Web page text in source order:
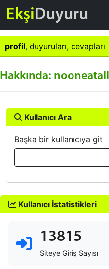
EkşiDuyuru
profil, duyuruları, cevapları
Hakkında: nooneatall
Kullanıcı Ara
Başka bir kullanıcıya git
Kullanıcı İstatistikleri
13815
Siteye Giriş Sayısı